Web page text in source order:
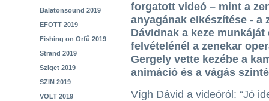
Balatonsound 2019
EFOTT 2019
Fishing on Orfű 2019
Strand 2019
Sziget 2019
SZIN 2019
VOLT 2019
forgatott videó – mint a
anyagának elkészítése - a
Dávidnak a keze
felvételénél a zenekar
Gergely vette kezébe a
animáció és a vágás
Vígh Dávid a videóról: “Jó